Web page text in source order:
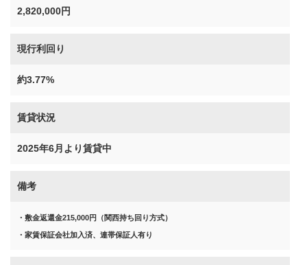
2,820,000円
現行利回り
約3.77%
賃貸状況
2025年6月より賃貸中
備考
・敷金返還金215,000円（関西持ち回り方式）
・家賃保証会社加入済、連帯保証人有り